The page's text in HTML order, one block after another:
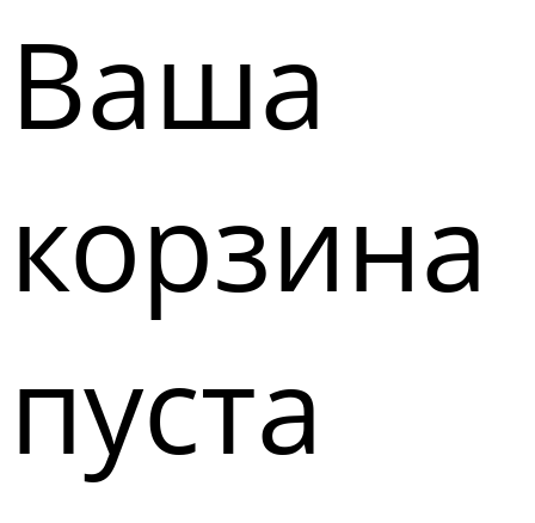
Ваша
корзина
пуста